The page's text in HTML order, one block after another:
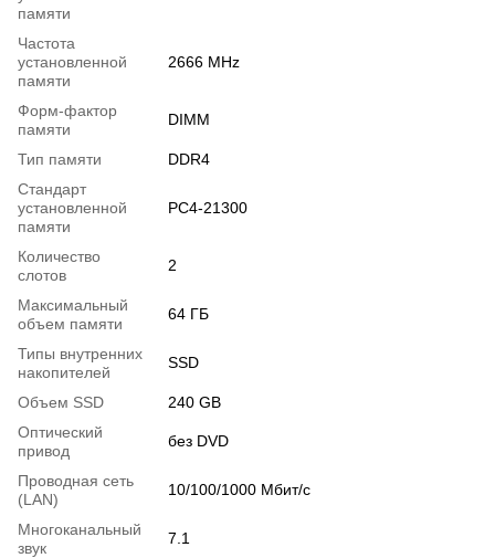
памяти
Частота
установленной
памяти
2666 MHz
Форм-фактор
памяти
DIMM
Тип памяти
DDR4
Стандарт
установленной
памяти
PC4-21300
Количество
слотов
2
Максимальный
объем памяти
64 ГБ
Типы внутренних
накопителей
SSD
Объем SSD
240 GB
Оптический
привод
без DVD
Проводная сеть
(LAN)
10/100/1000 Мбит/с
Многоканальный
звук
7.1